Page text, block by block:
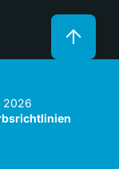
2026